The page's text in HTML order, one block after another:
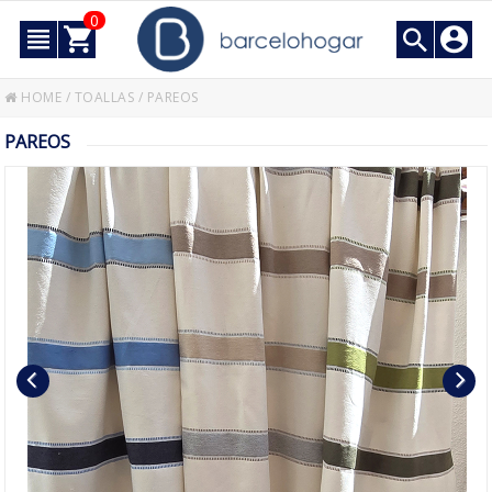
0
HOME / TOALLAS / PAREOS
PAREOS